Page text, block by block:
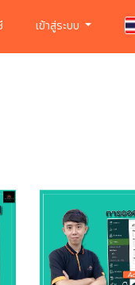
เข้าสู่ระบบ